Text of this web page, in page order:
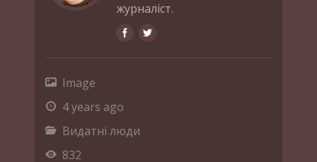
журналіст.
Image
4 years ago
Видатні люди
832